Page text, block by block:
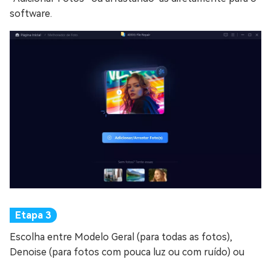
software.
Escolha entre Modelo Geral (para todas as fotos),
Denoise (para fotos com pouca luz ou com ruído) ou